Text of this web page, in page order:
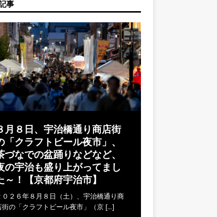
事
月８日、宇治橋通り商店街
「クラフトビール夜市」、
づなでの盆踊りなどなど、
の宇治も盛り上がってまし
～！【京都府宇治市】
０２６年８月８日（土）、宇治橋通り商
街の「クラフトビール夜市」（京 [...]